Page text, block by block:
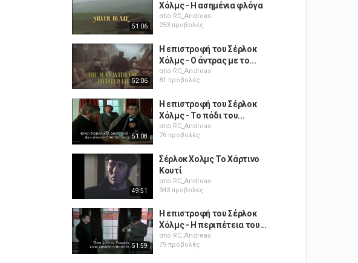
51:06
Χόλμς - Η ασημένια φλόγα
από RC_Andreas
253 προβολές
52:06
Η επιστροφή του Σέρλοκ
Χόλμς - Ο άντρας με το...
από RC_Andreas
81 προβολές
51:08
Η επιστροφή του Σέρλοκ
Χόλμς - Το πόδι του...
από RC_Andreas
76 προβολές
49:51
Σέρλοκ Χολμς Το Χάρτινο
Κουτί
από RC_Andreas
343 προβολές
51:59
Η επιστροφή του Σέρλοκ
Χόλμς - Η περιπέτεια του...
από RC_Andreas
79 προβολές